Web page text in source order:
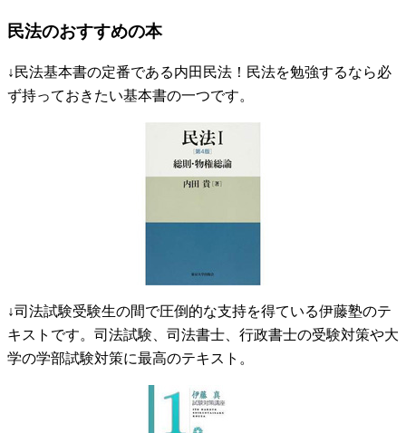
民法のおすすめの本
↓民法基本書の定番である内田民法！民法を勉強するなら必
ず持っておきたい基本書の一つです。
↓司法試験受験生の間で圧倒的な支持を得ている伊藤塾のテ
キストです。司法試験、司法書士、行政書士の受験対策や大
学の学部試験対策に最高のテキスト。